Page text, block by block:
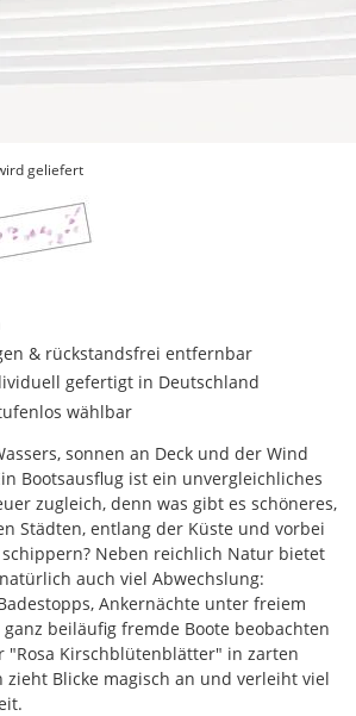
geliefert
& rückstandsfrei entfernbar
gefertigt in Deutschland
wählbar
sonnen an Deck und der Wind
Bootsausflug ist ein unvergleichliches
zugleich, denn was gibt es schöneres,
Städten, entlang der Küste und vorbei
Neben reichlich Natur bietet
auch viel Abwechslung:
Ankernächte unter freiem
beiläufig fremde Boote beobachten
"Rosa Kirschblütenblätter" in zarten
zieht Blicke magisch an und verleiht viel